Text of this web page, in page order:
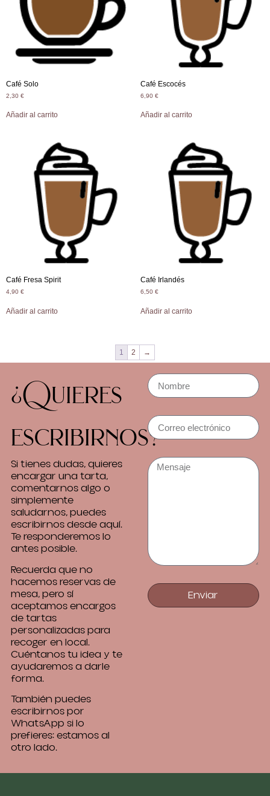
Café Solo
2,30 €
Añadir al carrito
Café Escocés
6,90 €
Añadir al carrito
Café Fresa Spirit
4,90 €
Añadir al carrito
Café Irlandés
6,50 €
Añadir al carrito
1 2 →
¿Quieres
escribirnos?
Si tienes dudas, quieres
encargar una tarta,
comentarnos algo o
simplemente
saludarnos, puedes
escribirnos desde aquí.
Te responderemos lo
antes posible.
Recuerda que no
hacemos reservas de
mesa, pero sí
aceptamos encargos
de tartas
personalizadas para
recoger en local.
Cuéntanos tu idea y te
ayudaremos a darle
forma.
También puedes
escribirnos por
WhatsApp si lo
prefieres: estamos al
otro lado.
Enviar